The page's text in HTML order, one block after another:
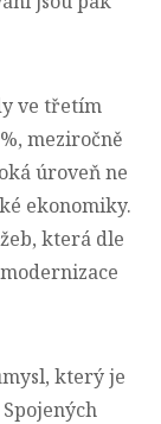
ve třetím
meziročně
úroveň ne
ekonomiky.
která dle
který je